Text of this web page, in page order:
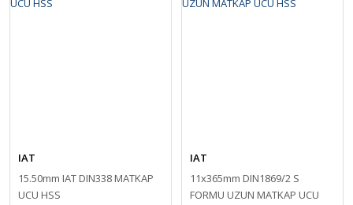
IAT
15.50mm IAT DIN338 MATKAP
UCU HSS
IAT
11x365mm DIN1869/2 S
FORMU UZUN MATKAP UCU